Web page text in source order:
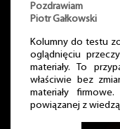
Pozdrawiam
Piotr Gałkowski
Kolumny do testu
oglądnięciu
materiały. To
właściwie bez
materiały
powiązanej z